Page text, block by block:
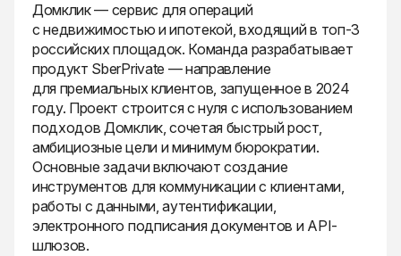
Домклик — сервис для операций
с недвижимостью и ипотекой, входящий в топ-3
российских площадок. Команда разрабатывает
продукт SberPrivate — направление
для премиальных клиентов, запущенное в 2024
году. Проект строится с нуля с использованием
подходов Домклик, сочетая быстрый рост,
амбициозные цели и минимум бюрократии.
Основные задачи включают создание
инструментов для коммуникации с клиентами,
работы с данными, аутентификации,
электронного подписания документов и API-
шлюзов.